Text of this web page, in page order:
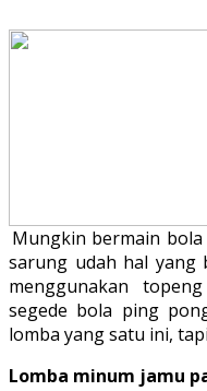
Mungkin bermain
sarung udah hal yang
menggunakan
segede bola ping
lomba yang satu ini,
Lomba minum jamu